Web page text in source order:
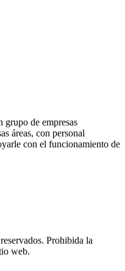
grupo de empresas
áreas, con personal
con el funcionamiento de
Prohibida la
web.